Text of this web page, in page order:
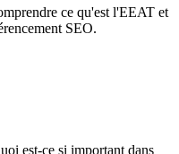
ce qu'est l'EEAT et
SEO.